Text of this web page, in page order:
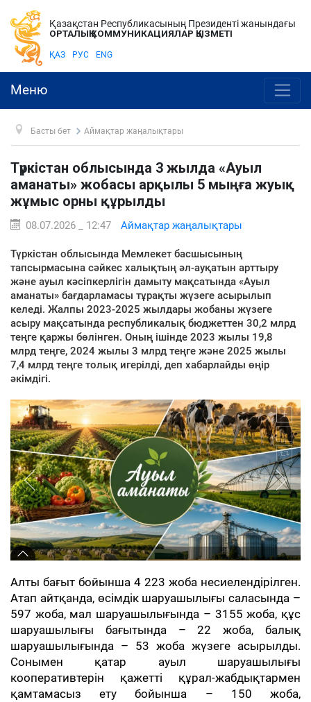
Қазақстан Республикасының Президенті жанындағы
ОРТАЛЫҚ КОММУНИКАЦИЯЛАР ҚЫЗМЕТІ
ҚАЗ РУС ENG
Меню
Басты бет Аймақтар жаңалықтары
Түркістан облысында 3 жылда «Ауыл
аманаты» жобасы арқылы 5 мыңға жуық
жұмыс орны құрылды
08.07.2026 _ 12:47 Аймақтар жаңалықтары
Түркістан облысында Мемлекет басшысының
тапсырмасына сәйкес халықтың әл-ауқатын арттыру
және ауыл кәсіпкерлігін дамыту мақсатында «Ауыл
аманаты» бағдарламасы тұрақты жүзеге асырылып
келеді. Жалпы 2023-2025 жылдары жобаны жүзеге
асыру мақсатында республикалық бюджеттен 30,2 млрд
теңге қаржы бөлінген. Оның ішінде 2023 жылы 19,8
млрд теңге, 2024 жылы 3 млрд теңге және 2025 жылы
7,4 млрд теңге толық игерілді, деп хабарлайды өңір
әкімдігі.
Алты бағыт бойынша 4 223 жоба несиелендірілген.
Атап айтқанда, өсімдік шаруашылығы саласында –
597 жоба, мал шаруашылығында – 3155 жоба, құс
шаруашылығы бағытында – 22 жоба, балық
шаруашылығында – 53 жоба жүзеге асырылды.
Сонымен қатар ауыл шаруашылығы
кооперативтерін қажетті құрал-жабдықтармен
қамтамасыз ету бойынша – 150 жоба,